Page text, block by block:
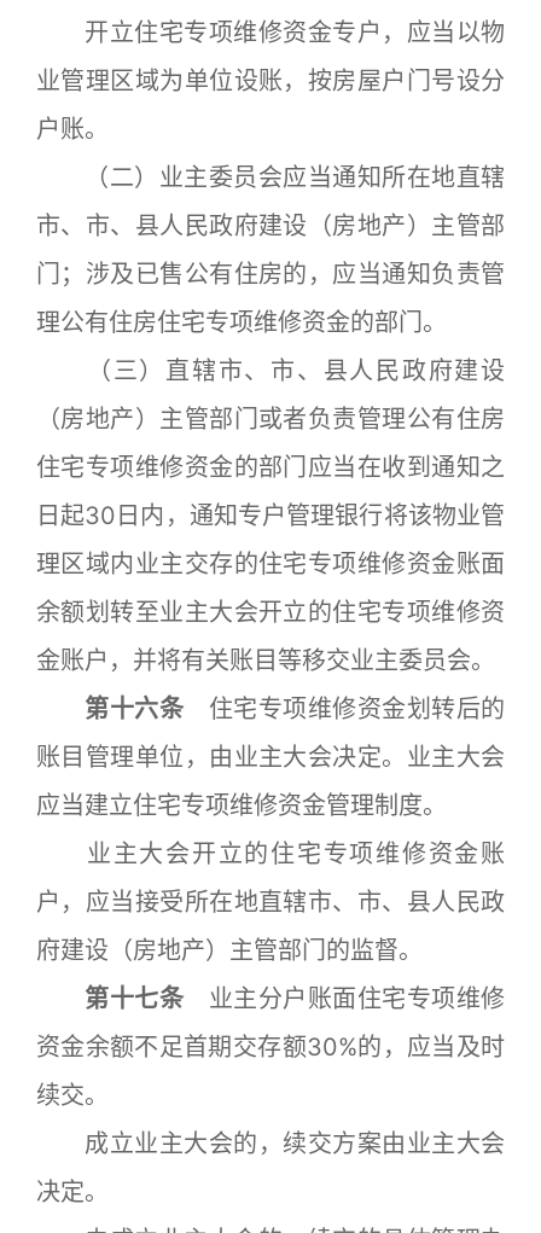
开立住宅专项维修资金专户，应当以物
业管理区域为单位设账，按房屋户门号设分
户账。
（二）业主委员会应当通知所在地直辖
市、市、县人民政府建设（房地产）主管部
门；涉及已售公有住房的，应当通知负责管
理公有住房住宅专项维修资金的部门。
（三）直辖市、市、县人民政府建设
（房地产）主管部门或者负责管理公有住房
住宅专项维修资金的部门应当在收到通知之
日起30日内，通知专户管理银行将该物业管
理区域内业主交存的住宅专项维修资金账面
余额划转至业主大会开立的住宅专项维修资
金账户，并将有关账目等移交业主委员会。
第十六条 住宅专项维修资金划转后的
账目管理单位，由业主大会决定。业主大会
应当建立住宅专项维修资金管理制度。
业主大会开立的住宅专项维修资金账
户，应当接受所在地直辖市、市、县人民政
府建设（房地产）主管部门的监督。
第十七条 业主分户账面住宅专项维修
资金余额不足首期交存额30%的，应当及时
续交。
成立业主大会的，续交方案由业主大会
决定。